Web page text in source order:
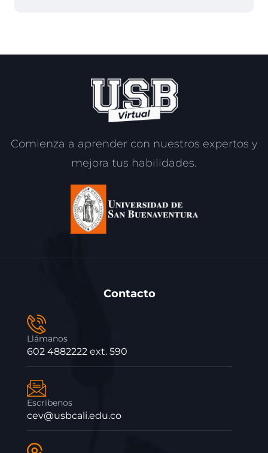
Comienza a aprender con nuestros expertos y
mejora tus habilidades.
Contacto
Llámanos
602 4882222 ext. 590
Escríbenos
cev@usbcali.edu.co